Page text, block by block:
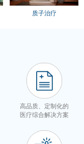
质子治疗
高品质、定制化的
医疗综合解决方案